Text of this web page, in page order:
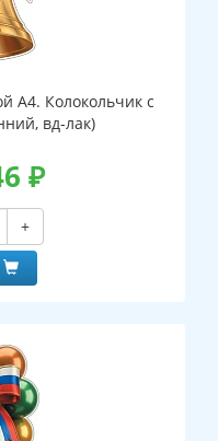
А4. Колокольчик с
вд-лак)
₽
+